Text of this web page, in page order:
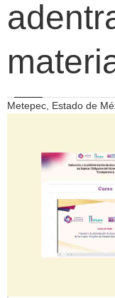
Metepec, Estado de